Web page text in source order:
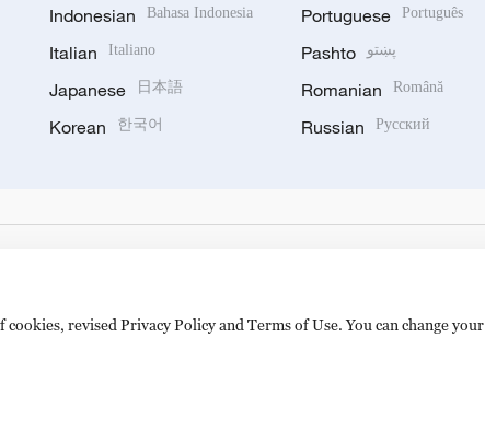
Indonesian Bahasa Indonesia
Italian Italiano
Japanese 日本語
Korean 한국어
Portuguese Português
Pashto پښتو
Romanian Română
Russian Русский
revised Privacy Policy and Terms of Use. You can change your